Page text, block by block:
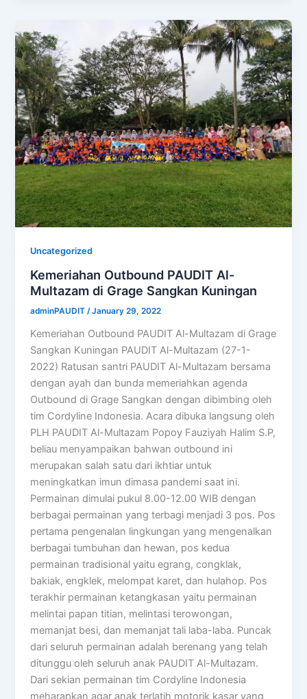
Uncategorized
Kemeriahan Outbound PAUDIT Al-
Multazam di Grage Sangkan Kuningan
adminPAUDIT/January 29, 2022
Kemeriahan Outbound PAUDIT Al-Multazam di Grage
Sangkan Kuningan PAUDIT Al-Multazam (27-1-
2022) Ratusan santri PAUDIT Al-Multazam bersama
dengan ayah dan bunda memeriahkan agenda
Outbound di Grage Sangkan dengan dibimbing oleh
tim Cordyline Indonesia. Acara dibuka langsung oleh
PLH PAUDIT Al-Multazam Popoy Fauziyah Halim S.P,
beliau menyampaikan bahwan outbound ini
merupakan salah satu dari ikhtiar untuk
meningkatkan imun dimasa pandemi saat ini.
Permainan dimulai pukul 8.00-12.00 WIB dengan
berbagai permainan yang terbagi menjadi 3 pos. Pos
pertama pengenalan lingkungan yang mengenalkan
berbagai tumbuhan dan hewan, pos kedua
permainan tradisional yaitu egrang, congklak,
bakiak, engklek, melompat karet, dan hulahop. Pos
terakhir permainan ketangkasan yaitu permainan
melintai papan titian, melintasi terowongan,
memanjat besi, dan memanjat tali laba-laba. Puncak
dari seluruh permainan adalah berenang yang telah
ditunggu oleh seluruh anak PAUDIT Al-Multazam.
Dari sekian permainan tim Cordyline Indonesia
meharapkan agar anak terlatih motorik kasar yang